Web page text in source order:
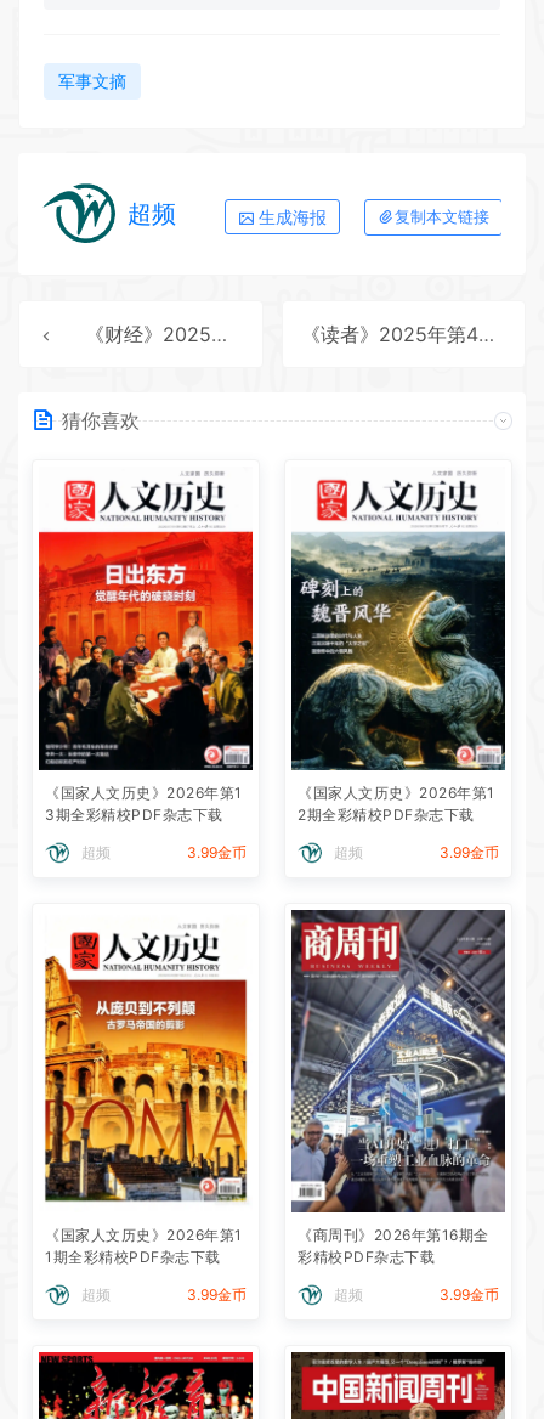
军事文摘
超频 生成海报 复制本文链接
《财经》2025年第3期全彩精校PDF杂志下载 《读者》2025年第4期全彩精校PDF杂志下载
猜你喜欢
《国家人文历史》2026年第1
3期全彩精校PDF杂志下载
超频 3.99金币
《国家人文历史》2026年第1
2期全彩精校PDF杂志下载
超频 3.99金币
《国家人文历史》2026年第1
1期全彩精校PDF杂志下载
超频 3.99金币
《商周刊》2026年第16期全
彩精校PDF杂志下载
超频 3.99金币